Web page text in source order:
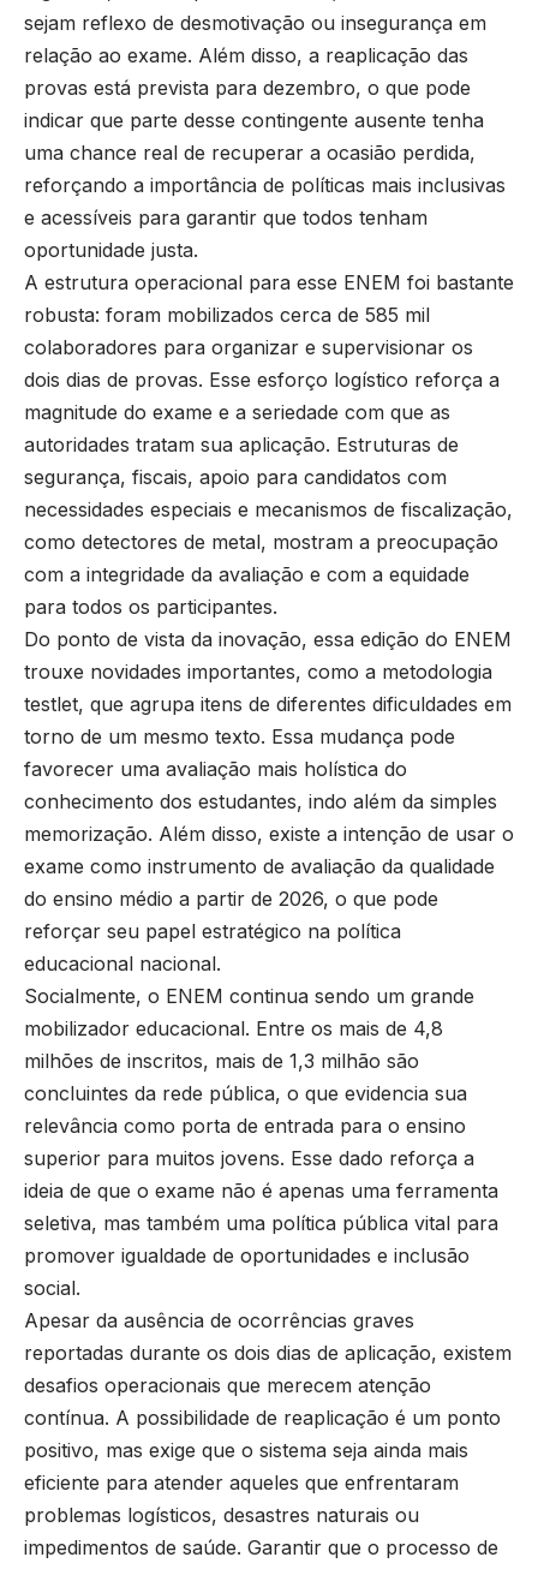
sejam reflexo de desmotivação ou insegurança em
relação ao exame. Além disso, a reaplicação das
provas está prevista para dezembro, o que pode
indicar que parte desse contingente ausente tenha
uma chance real de recuperar a ocasião perdida,
reforçando a importância de políticas mais inclusivas
e acessíveis para garantir que todos tenham
oportunidade justa.
A estrutura operacional para esse ENEM foi bastante
robusta: foram mobilizados cerca de 585 mil
colaboradores para organizar e supervisionar os
dois dias de provas. Esse esforço logístico reforça a
magnitude do exame e a seriedade com que as
autoridades tratam sua aplicação. Estruturas de
segurança, fiscais, apoio para candidatos com
necessidades especiais e mecanismos de fiscalização,
como detectores de metal, mostram a preocupação
com a integridade da avaliação e com a equidade
para todos os participantes.
Do ponto de vista da inovação, essa edição do ENEM
trouxe novidades importantes, como a metodologia
testlet, que agrupa itens de diferentes dificuldades em
torno de um mesmo texto. Essa mudança pode
favorecer uma avaliação mais holística do
conhecimento dos estudantes, indo além da simples
memorização. Além disso, existe a intenção de usar o
exame como instrumento de avaliação da qualidade
do ensino médio a partir de 2026, o que pode
reforçar seu papel estratégico na política
educacional nacional.
Socialmente, o ENEM continua sendo um grande
mobilizador educacional. Entre os mais de 4,8
milhões de inscritos, mais de 1,3 milhão são
concluintes da rede pública, o que evidencia sua
relevância como porta de entrada para o ensino
superior para muitos jovens. Esse dado reforça a
ideia de que o exame não é apenas uma ferramenta
seletiva, mas também uma política pública vital para
promover igualdade de oportunidades e inclusão
social.
Apesar da ausência de ocorrências graves
reportadas durante os dois dias de aplicação, existem
desafios operacionais que merecem atenção
contínua. A possibilidade de reaplicação é um ponto
positivo, mas exige que o sistema seja ainda mais
eficiente para atender aqueles que enfrentaram
problemas logísticos, desastres naturais ou
impedimentos de saúde. Garantir que o processo de